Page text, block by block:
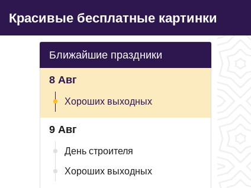
Красивые бесплатные картинки
Ближайшие праздники
8 Авг
Хороших выходных
9 Авг
День строителя
Хороших выходных